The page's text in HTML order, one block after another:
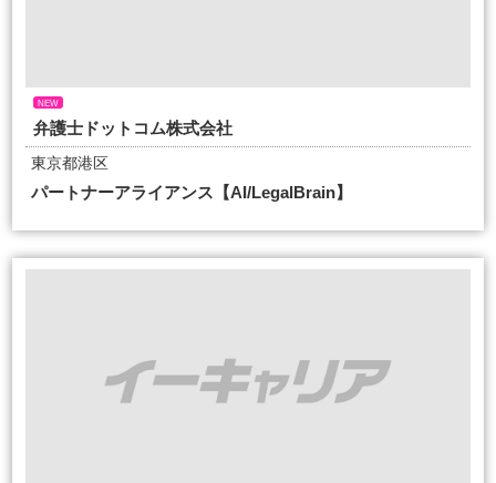
NEW
弁護士ドットコム株式会社
東京都港区
パートナーアライアンス【AI/LegalBrain】